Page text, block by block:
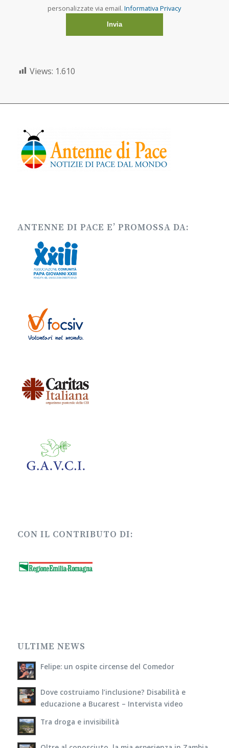
personalizzate via email.Informativa Privacy
Views: 1.610
ANTENNE DI PACE E’ PROMOSSA DA:
CON IL CONTRIBUTO DI:
ULTIME NEWS
Felipe: un ospite circense del Comedor
Dove costruiamo l’inclusione? Disabilità e
educazione a Bucarest – Intervista video
Tra droga e invisibilità